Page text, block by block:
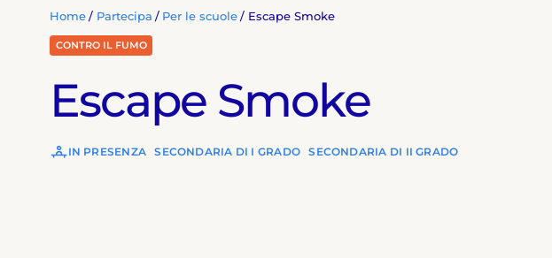
Home Partecipa Per le scuole Escape Smoke
CONTRO IL FUMO
Escape Smoke
IN PRESENZA SECONDARIA DI I GRADO SECONDARIA DI II GRADO